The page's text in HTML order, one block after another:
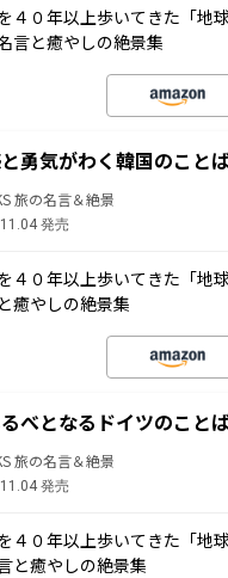
４０年以上歩いてきた「地
言と癒やしの絶景集
勇気がわく韓国のこと
旅の名言＆絶景
発売
４０年以上歩いてきた「地
癒やしの絶景集
べとなるドイツのこと
旅の名言＆絶景
発売
４０年以上歩いてきた「地
と癒やしの絶景集